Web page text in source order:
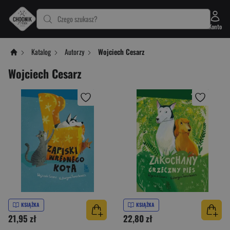
Czego szukasz?
Konto
Katalog Autorzy Wojciech Cesarz
Wojciech Cesarz
KSIĄŻKA
21,95 zł
KSIĄŻKA
22,80 zł